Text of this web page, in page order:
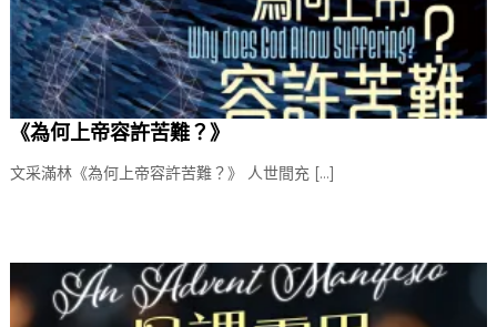
《為何上帝容許苦難？》
文采滿林《為何上帝容許苦難？》 人世間充 […]